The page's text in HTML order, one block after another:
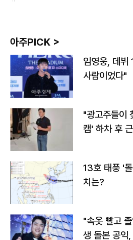
아주PICK >
임영웅, 데
사람이었다"
"광고주들이
캠' 하차 후
13호 태풍 '
치는?
"속옷 빨고
생 돌본 공익